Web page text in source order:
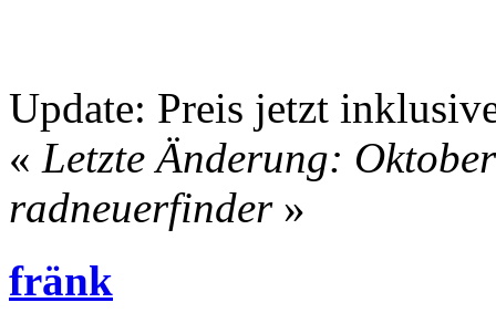
Update: Preis jetzt
« Letzte Änderung:
radneuerfinder»
fränk